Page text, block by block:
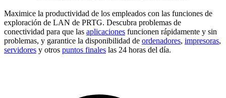
Maximice la productividad de los empleados con las funciones de
exploración de LAN de PRTG. Descubra problemas de
conectividad para que las aplicaciones funcionen rápidamente y sin
problemas, y garantice la disponibilidad de ordenadores, impresoras,
servidores y otros puntos finales las 24 horas del día.